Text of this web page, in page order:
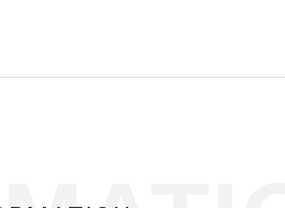
in